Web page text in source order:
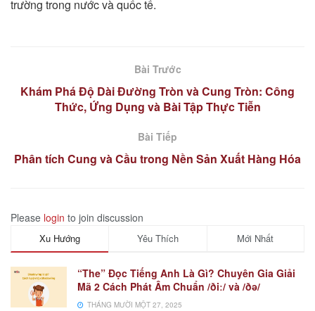
trường trong nước và quốc tế.
Bài Trước
Khám Phá Độ Dài Đường Tròn và Cung Tròn: Công
Thức, Ứng Dụng và Bài Tập Thực Tiễn
Bài Tiếp
Phân tích Cung và Cầu trong Nền Sản Xuất Hàng Hóa
Please login to join discussion
Xu Hướng Yêu Thích Mới Nhất
“The” Đọc Tiếng Anh Là Gì? Chuyên Gia Giải
Mã 2 Cách Phát Âm Chuẩn /ðiː/ và /ðə/
THÁNG MƯỜI MỘT 27, 2025